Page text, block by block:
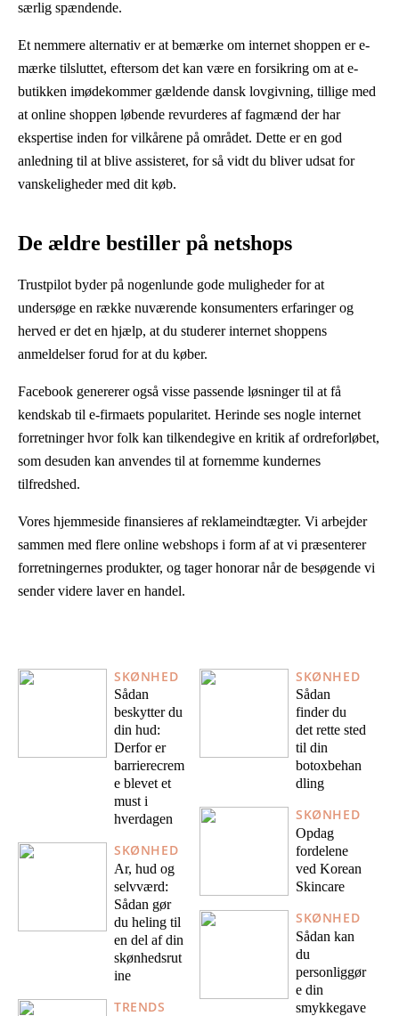
særlig spændende.
Et nemmere alternativ er at bemærke om internet shoppen er e-
mærke tilsluttet, eftersom det kan være en forsikring om at e-
butikken imødekommer gældende dansk lovgivning, tillige med
at online shoppen løbende revurderes af fagmænd der har
ekspertise inden for vilkårene på området. Dette er en god
anledning til at blive assisteret, for så vidt du bliver udsat for
vanskeligheder med dit køb.
De ældre bestiller på netshops
Trustpilot byder på nogenlunde gode muligheder for at
undersøge en række nuværende konsumenters erfaringer og
herved er det en hjælp, at du studerer internet shoppens
anmeldelser forud for at du køber.
Facebook genererer også visse passende løsninger til at få
kendskab til e-firmaets popularitet. Herinde ses nogle internet
forretninger hvor folk kan tilkendegive en kritik af ordreforløbet,
som desuden kan anvendes til at fornemme kundernes
tilfredshed.
Vores hjemmeside finansieres af reklameindtægter. Vi arbejder
sammen med flere online webshops i form af at vi præsenterer
forretningernes produkter, og tager honorar når de besøgende vi
sender videre laver en handel.
SKØNHED
Sådan
beskytter du
din hud:
Derfor er
barrierecrem
e blevet et
must i
hverdagen
SKØNHED
Ar, hud og
selvværd:
Sådan gør
du heling til
en del af din
skønhedsrut
ine
TRENDS
SKØNHED
Sådan
finder du
det rette sted
til din
botoxbehan
dling
SKØNHED
Opdag
fordelene
ved Korean
Skincare
SKØNHED
Sådan kan
du
personliggør
e din
smykkegave